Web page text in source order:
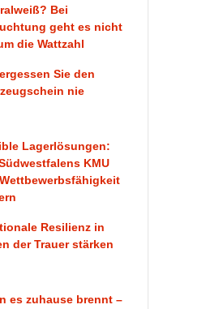
Bei
geht es nicht
die Wattzahl
Sie den
nie
Lagerlösungen:
KMU
Resilienz in
der Trauer stärken
es zuhause brennt –